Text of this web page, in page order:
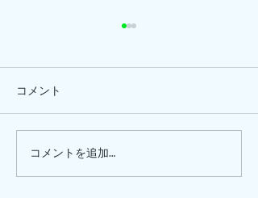
ピナイ半日+釣りツアー
コメント
コメントを追加…